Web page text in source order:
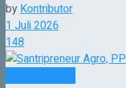
byKontributor
1 Juli 2026
148